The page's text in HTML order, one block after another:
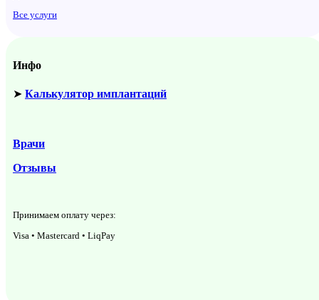
Все услуги
Инфо
➤ Калькулятор имплантаций
Врачи
Отзывы
Принимаем оплату через:
Visa • Mastercard • LiqPay